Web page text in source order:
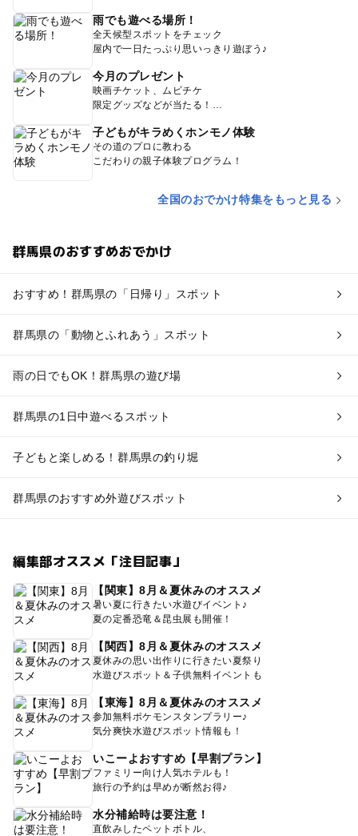
雨でも遊べる場所！
全天候型スポットをチェック
屋内で一日たっぷり思いっきり遊ぼう♪
今月のプレゼント
映画チケット、ムビチケ
限定グッズなどが当たる！
子どもがキラめくホンモノ体験
その道のプロに教わる
こだわりの親子体験プログラム！
全国のおでかけ特集をもっと見る
群馬県のおすすめおでかけ
おすすめ！群馬県の「日帰り」スポット
群馬県の「動物とふれあう」スポット
雨の日でもOK！群馬県の遊び場
群馬県の1日中遊べるスポット
子どもと楽しめる！群馬県の釣り堀
群馬県のおすすめ外遊びスポット
編集部オススメ「注目記事」
【関東】8月＆夏休みのオススメ
暑い夏に行きたい水遊びイベント♪
夏の定番恐竜＆昆虫展も開催！
【関西】8月＆夏休みのオススメ
夏休みの思い出作りに行きたい夏祭り
水遊びスポット＆子供無料イベントも
【東海】8月＆夏休みのオススメ
参加無料ポケモンスタンプラリー♪
気分爽快水遊びスポット情報も！
いこーよおすすめ【早割プラン】
ファミリー向け人気ホテルも！
旅行の予約は早めが断然お得♪
水分補給時は要注意！
直飲みしたペットボトル、